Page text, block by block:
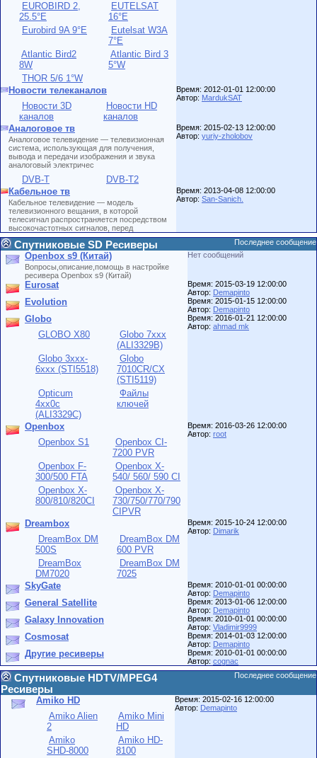
EUROBIRD 2,
25.5°E
EUTELSAT
16°E
Eurobird 9A 9°E
Eutelsat W3A
7°E
Atlantic Bird2
8W
Atlantic Bird 3
5°W
THOR 5/6 1°W
Новости телеканалов
Новости 3D
каналов
Новости HD
каналов
Время: 2012-01-01 12:00:00
Автор: MardukSAT
Аналоговое тв
Аналоговое телевидение — телевизионная
система, использующая для получения,
вывода и передачи изображения и звука
аналоговый электричес
DVB-T DVB-T2
Время: 2015-02-13 12:00:00
Автор: yuriy-zholobov
Кабельное тв
Кабельное телевидение — модель
телевизионного вещания, в которой
телесигнал распространяется посредством
высокочастотных сигналов, перед
Время: 2013-04-08 12:00:00
Автор: San-Sanich.
Спутниковые SD Ресиверы Последнее сообщение
Openbox s9 (Китай)
Вопросы,описание,помощь в настройке
ресивера Openbox s9 (Китай)
Нет сообщений
Eurosat
Время: 2015-03-19 12:00:00
Автор: Demapinto
Evolution
Время: 2015-01-15 12:00:00
Автор: Demapinto
Globo
GLOBO X80
Globo 7xxx
(ALI3329B)
Globo 3xxx-
6xxx (STI5518)
Globo
7010CR/CX
(STI5119)
Opticum
4xx0с
(ALI3329C)
Файлы
ключей
Время: 2016-01-21 12:00:00
Автор: ahmad mk
Openbox
Openbox S1
Openbox CI-
7200 PVR
Openbox F-
300/500 FTA
Openbox X-
540/ 560/ 590 CI
Openbox X-
800/810/820CI
Openbox X-
730/750/770/790
CIPVR
Время: 2016-03-26 12:00:00
Автор: root
Dreambox
DreamBox DM
500S
DreamBox DM
600 PVR
DreamBox
DM7020
DreamBox DM
7025
Время: 2015-10-24 12:00:00
Автор: Dimarik
SkyGate
Время: 2010-01-01 00:00:00
Автор: Demapinto
General Satellite
Время: 2013-01-06 12:00:00
Автор: Demapinto
Galaxy Innovation
Время: 2010-01-01 00:00:00
Автор: Vladimir9999
Cosmosat
Время: 2014-01-03 12:00:00
Автор: Demapinto
Другие ресиверы
Время: 2010-01-01 00:00:00
Автор: cognac
Спутниковые HDTV/MPEG4
Ресиверы
Последнее сообщение
Amiko HD
Amiko Alien
2
Amiko Mini
HD
Amiko
SHD-8000
Amiko HD-
8100
Время: 2015-02-16 12:00:00
Автор: Demapinto